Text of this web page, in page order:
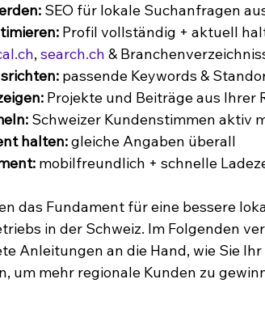
SEO für lokale Suchanfragen
Profil vollständig + aktuell
, search.ch &
passende Keywords &
Projekte und Beiträge aus Ihrer
Schweizer Kundenstimmen aktiv
halten: gleiche Angaben überall
mobilfreundlich + schnelle
das Fundament für eine bessere
in der Schweiz. Im Folgenden
Anleitungen an die Hand, wie Sie
um mehr regionale Kunden zu